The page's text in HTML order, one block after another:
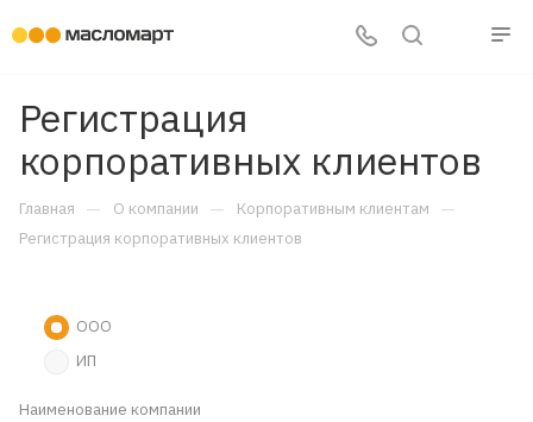
Регистрация
корпоративных клиентов
Главная — О компании — Корпоративным клиентам —
Регистрация корпоративных клиентов
ООО
ИП
Наименование компании